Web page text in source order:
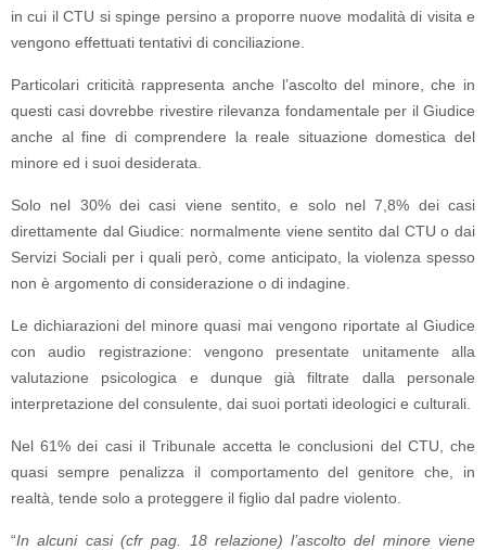
in cui il CTU si spinge persino a proporre nuove modalità di visita e
vengono effettuati tentativi di conciliazione.
Particolari criticità rappresenta anche l’ascolto del minore, che in
questi casi dovrebbe rivestire rilevanza fondamentale per il Giudice
anche al fine di comprendere la reale situazione domestica del
minore ed i suoi desiderata.
Solo nel 30% dei casi viene sentito, e solo nel 7,8% dei casi
direttamente dal Giudice: normalmente viene sentito dal CTU o dai
Servizi Sociali per i quali però, come anticipato, la violenza spesso
non è argomento di considerazione o di indagine.
Le dichiarazioni del minore quasi mai vengono riportate al Giudice
con audio registrazione: vengono presentate unitamente alla
valutazione psicologica e dunque già filtrate dalla personale
interpretazione del consulente, dai suoi portati ideologici e culturali.
Nel 61% dei casi il Tribunale accetta le conclusioni del CTU, che
quasi sempre penalizza il comportamento del genitore che, in
realtà, tende solo a proteggere il figlio dal padre violento.
“In alcuni casi (cfr pag. 18 relazione) l’ascolto del minore viene